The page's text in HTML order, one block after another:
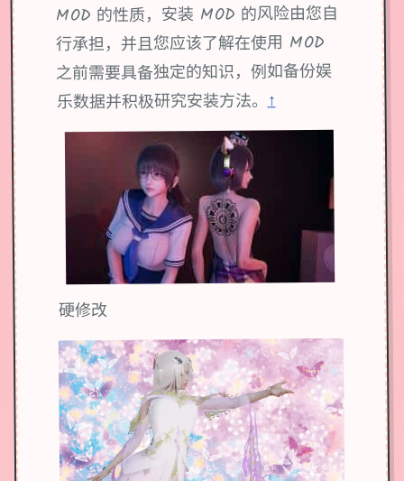
MOD 的性质，安装 MOD 的风险由您自
行承担，并且您应该了解在使用 MOD
之前需要具备独定的知识，例如备份娱
乐数据并积极研究安装方法。↑
硬修改